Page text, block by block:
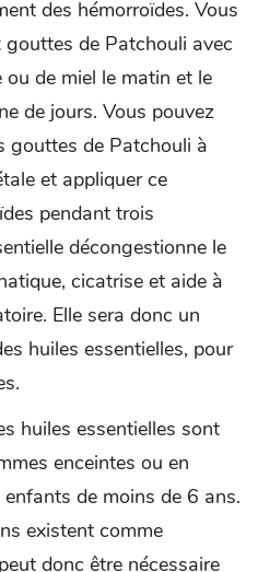
des hémorroïdes. Vous
de Patchouli avec
ou de miel le matin et le
de jours. Vous pouvez
gouttes de Patchouli à
et appliquer ce
pendant trois
décongestionne le
cicatrise et aide à
Elle sera donc un
huiles essentielles, pour
huiles essentielles sont
enceintes ou en
de moins de 6 ans.
existent comme
donc être nécessaire